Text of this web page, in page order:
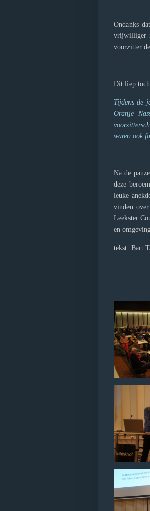
Ondanks
vrijwilliger
voorzitter
Dit liep toch
Tijdens de
Oranje
waren ook
Na de
deze
leuke
vinden
Leekster
en
tekst: Bart